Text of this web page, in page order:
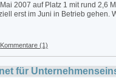
2007 auf Platz 1 mit rund 2,6
erst im Juni in Betrieb gehen.
Kommentare (1)
für